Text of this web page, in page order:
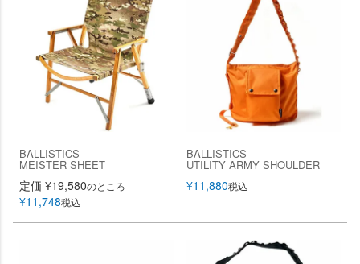
BALLISTICS
MEISTER SHEET
定価 ¥19,580のところ
¥11,748税込
BALLISTICS
UTILITY ARMY SHOULDER
¥11,880税込